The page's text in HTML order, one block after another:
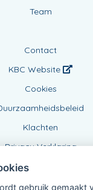
Team
Contact
KBC Website
Cookies
Klachten
Privacy Verklaring
gebruik gemaakt